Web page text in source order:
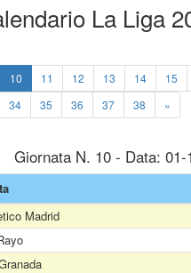
La Liga
10 11 12 13 14 15
34 35 36 37 38 »
Giornata N. 10 - Data: 01-
Madrid